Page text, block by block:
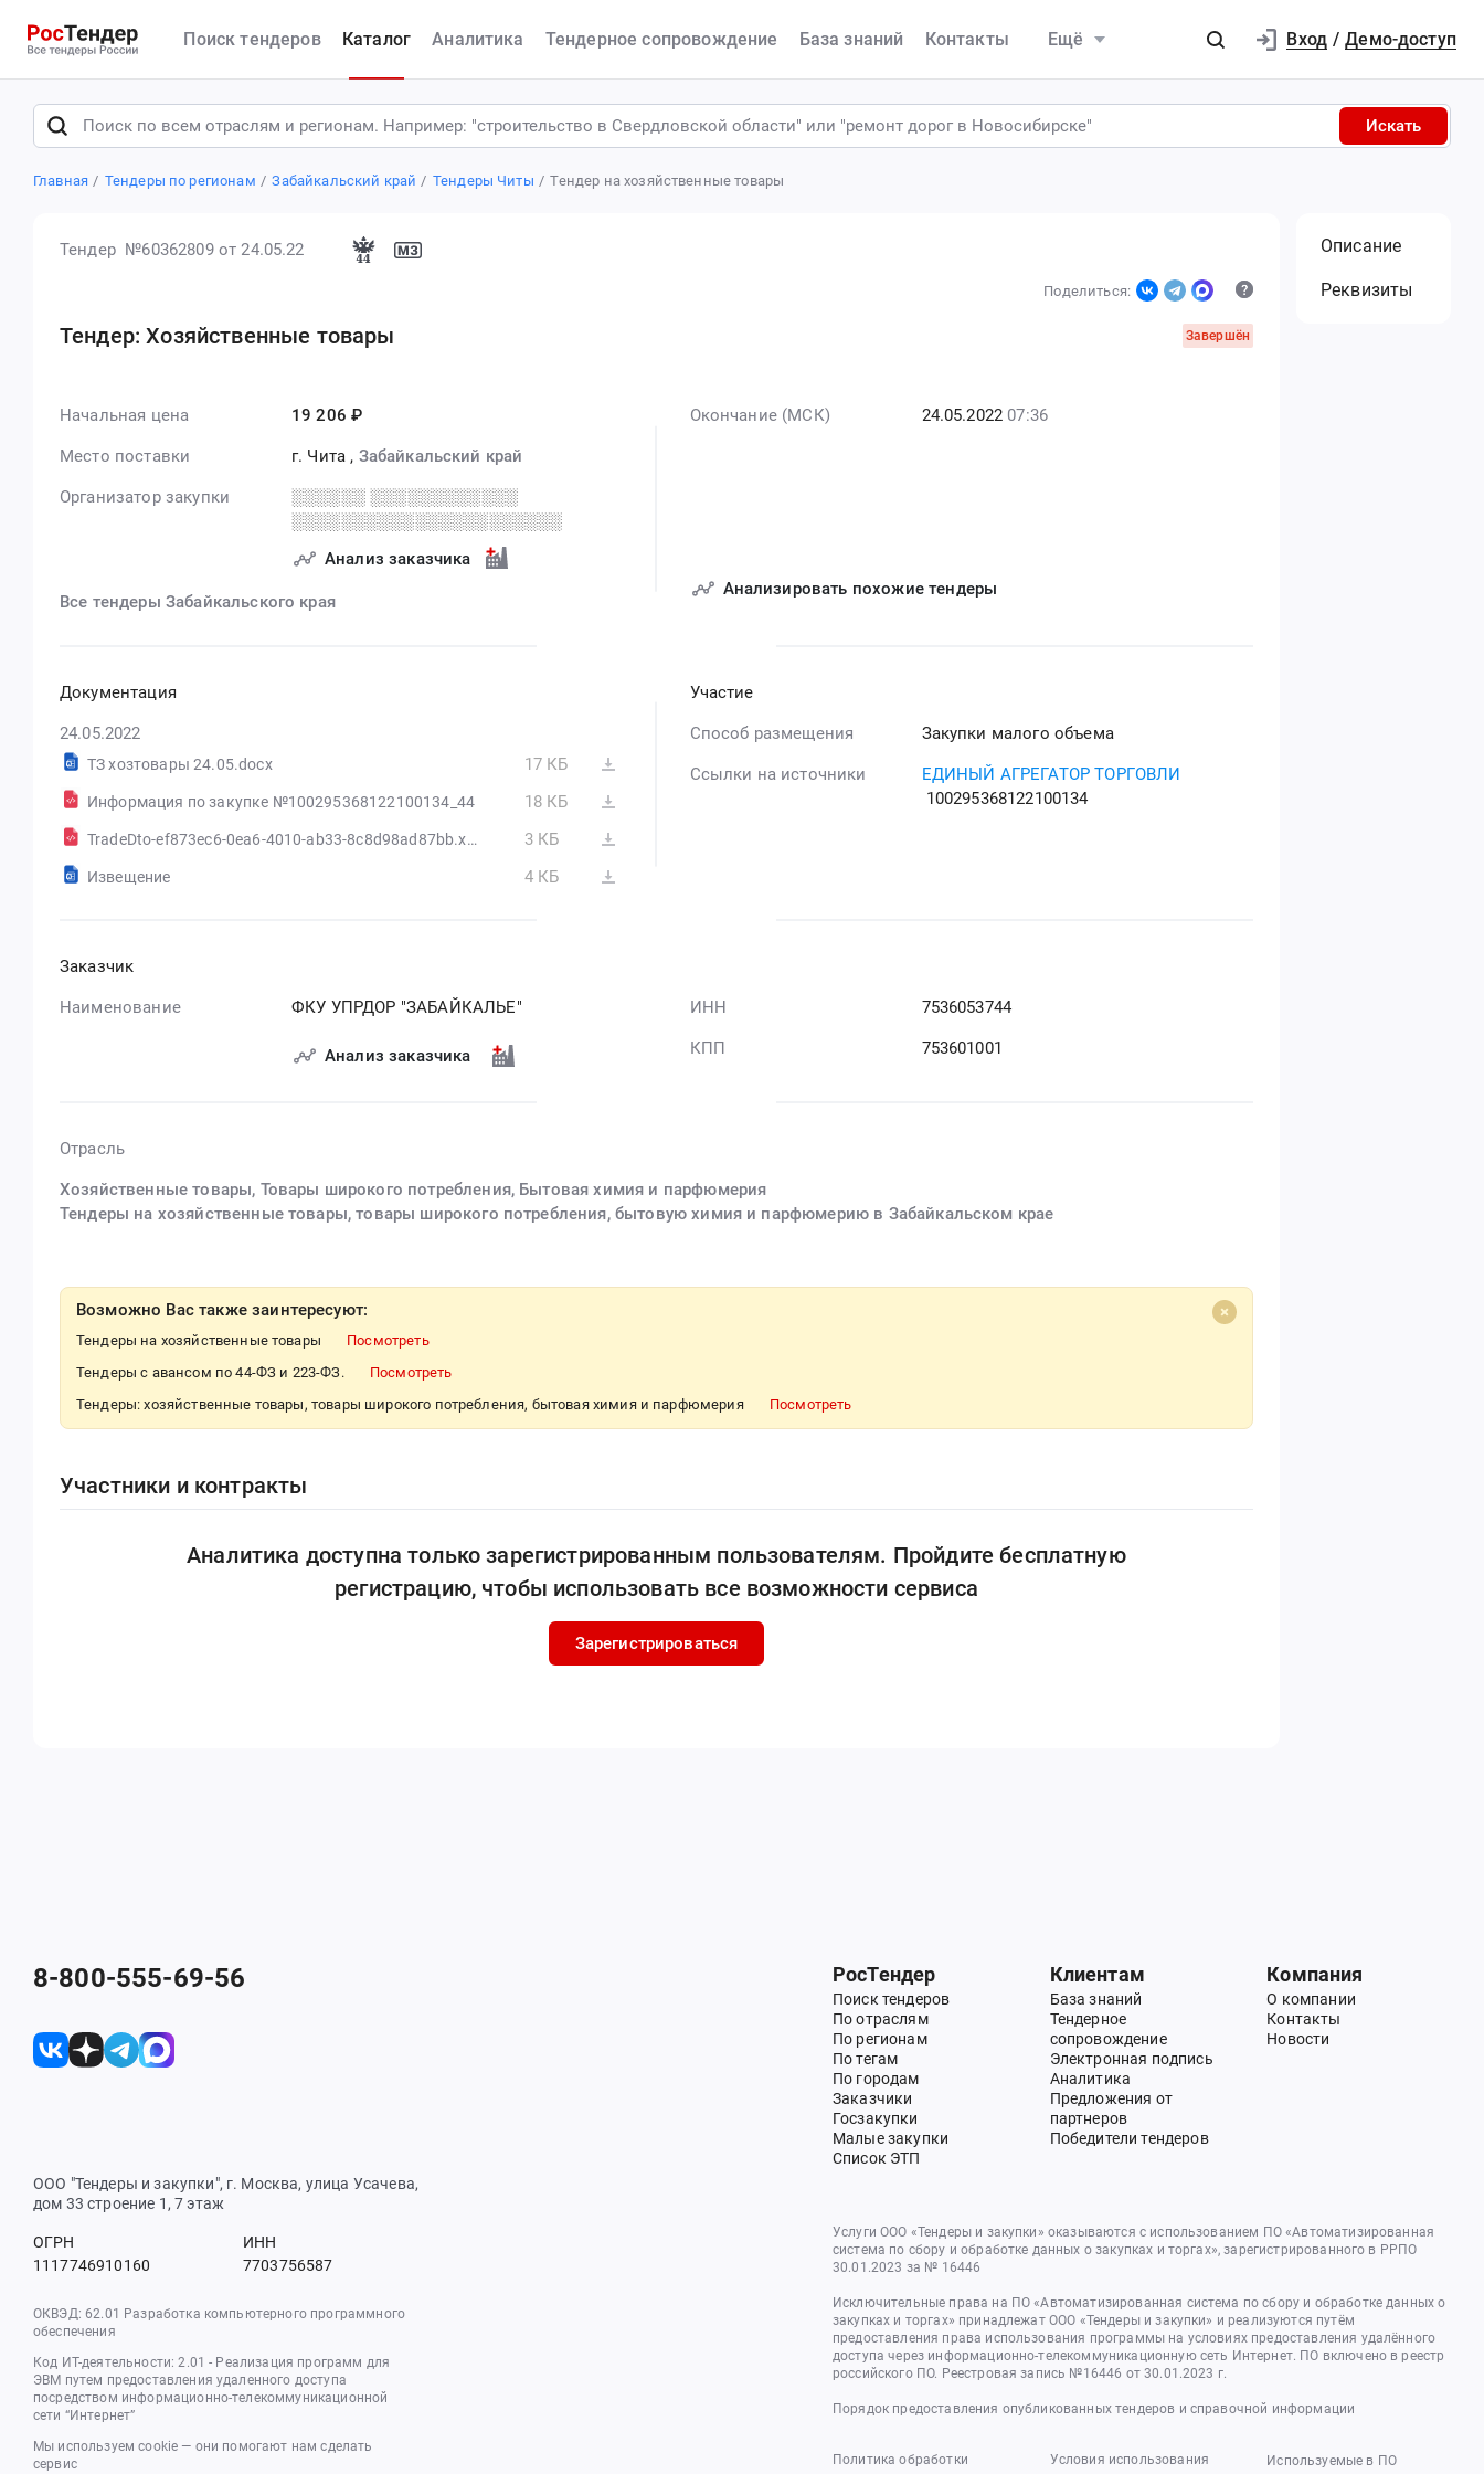
Поиск тендеров Каталог Аналитика Тендерное сопровождение База знаний Контакты Ещё Вход / Демо-доступ
Искать
Главная Тендеры по регионам Забайкальский край Тендеры Читы Тендер на хозяйственные товары
Тендер №60362809от 24.05.22
Поделиться:
Тендер: Хозяйственные товары Завершён
Начальная цена 19 206 ₽
Место поставки г. Чита , Забайкальский край
Организатор закупки
░░░░░░ ░░░░░░░░░░░░
░░░░░░░░░░░░░░░░░░░░░░
Анализ заказчика
Все тендеры Забайкальского края
Окончание (МСК) 24.05.2022 07:36
Анализировать похожие тендеры
Документация
24.05.2022
ТЗ хозтовары 24.05.docx 17 КБ
Информация по закупке №100295368122100134_44 18 КБ
TradeDto-ef873ec6-0ea6-4010-ab33-8c8d98ad87bb.xml 3 КБ
Извещение 4 КБ
Участие
Способ размещения Закупки малого объема
Ссылки на источники
ЕДИНЫЙ АГРЕГАТОР ТОРГОВЛИ
100295368122100134
Заказчик
Наименование ФКУ УПРДОР "ЗАБАЙКАЛЬЕ"
Анализ заказчика
ИНН 7536053744
КПП 753601001
Отрасль
Хозяйственные товары, Товары широкого потребления, Бытовая химия и парфюмерия
Тендеры на хозяйственные товары, товары широкого потребления, бытовую химия и парфюмерию в Забайкальском крае
Возможно Вас также заинтересуют:
Тендеры на хозяйственные товары
Посмотреть
Тендеры с авансом по 44-ФЗ и 223-ФЗ.
Посмотреть
Тендеры: хозяйственные товары, товары широкого потребления, бытовая химия и парфюмерия
Посмотреть
Участники и контракты
Аналитика доступна только зарегистрированным пользователям. Пройдите бесплатную
регистрацию, чтобы использовать все возможности сервиса
Зарегистрироваться
Описание
Реквизиты
8-800-555-69-56
ООО "Тендеры и закупки", г. Москва, улица Усачева,
дом 33 строение 1, 7 этаж
ОГРН
1117746910160
ИНН
7703756587
ОКВЭД: 62.01 Разработка компьютерного программного
обеспечения
Код ИТ-деятельности: 2.01 - Реализация программ для
ЭВМ путем предоставления удаленного доступа
посредством информационно-телекоммуникационной
сети “Интернет”
Мы используем cookie — они помогают нам сделать
сервис
РосТендер
Поиск тендеров
По отраслям
По регионам
По тегам
По городам
Заказчики
Госзакупки
Малые закупки
Список ЭТП
Клиентам
База знаний
Тендерное
сопровождение
Электронная подпись
Аналитика
Предложения от
партнеров
Победители тендеров
Компания
О компании
Контакты
Новости
Услуги ООО «Тендеры и закупки» оказываются с использованием ПО «Автоматизированная
система по сбору и обработке данных о закупках и торгах», зарегистрированного в РРПО
30.01.2023 за № 16446
Исключительные права на ПО «Автоматизированная система по сбору и обработке данных о
закупках и торгах» принадлежат ООО «Тендеры и закупки» и реализуются путём
предоставления права использования программы на условиях предоставления удалённого
доступа через информационно-телекоммуникационную сеть Интернет. ПО включено в реестр
российского ПО. Реестровая запись №16446 от 30.01.2023 г.
Порядок предоставления опубликованных тендеров и справочной информации
Политика обработки
Условия использования
Используемые в ПО